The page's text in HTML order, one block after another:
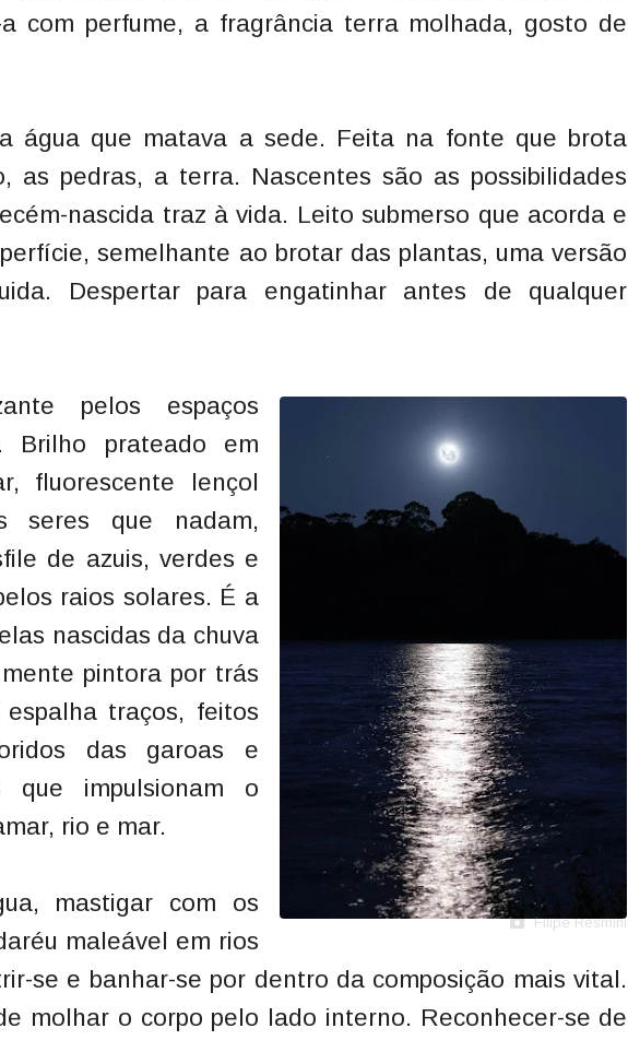
a com perfume, a fragrância terra molhada, gosto de
água que matava a sede. Feita na fonte que brota
as pedras, a terra. Nascentes são as possibilidades
nascida traz à vida. Leito submerso que acorda e
semelhante ao brotar das plantas, uma versão
Despertar para engatinhar antes de qualquer
Filipe Resmini
pelos espaços
Brilho prateado em
fluorescente lençol
seres que nadam,
de azuis, verdes e
raios solares. É a
nascidas da chuva
pintora por trás
traços, feitos
das garoas e
que impulsionam o
rio e mar.
mastigar com os
maleável em rios
se e banhar-se por dentro da composição mais vital.
molhar o corpo pelo lado interno. Reconhecer-se de